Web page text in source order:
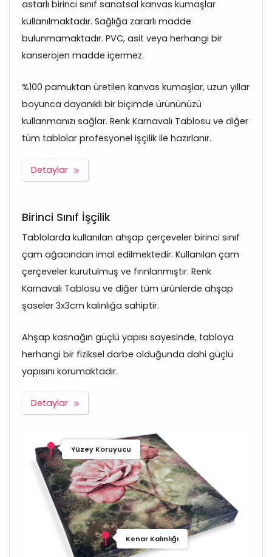
astarlı birinci sınıf sanatsal kanvas kumaşlar
kullanılmaktadır. Sağlığa zararlı madde
bulunmamaktadır. PVC, asit veya herhangi bir
kanserojen madde içermez.
%100 pamuktan üretilen kanvas kumaşlar, uzun yıllar
boyunca dayanıklı bir biçimde ürününüzü
kullanmanızı sağlar. Renk Karnavalı Tablosu ve diğer
tüm tablolar profesyonel işçilik ile hazırlanır.
Detaylar
Birinci Sınıf İşçilik
Tablolarda kullanılan ahşap çerçeveler birinci sınıf
çam ağacından imal edilmektedir. Kullanılan çam
çerçeveler kurutulmuş ve fırınlanmıştır. Renk
Karnavalı Tablosu ve diğer tüm ürünlerde ahşap
şaseler 3x3cm kalınlığa sahiptir.
Ahşap kasnağın güçlü yapısı sayesinde, tabloya
herhangi bir fiziksel darbe olduğunda dahi güçlü
yapısını korumaktadır.
Detaylar
Yüzey Koruyucu
Kenar Kalınlığı